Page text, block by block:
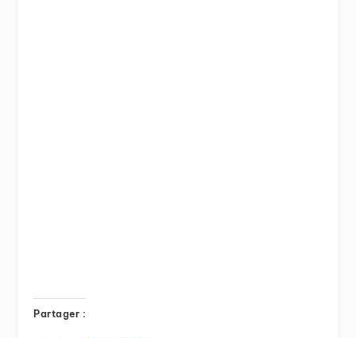
Partager :